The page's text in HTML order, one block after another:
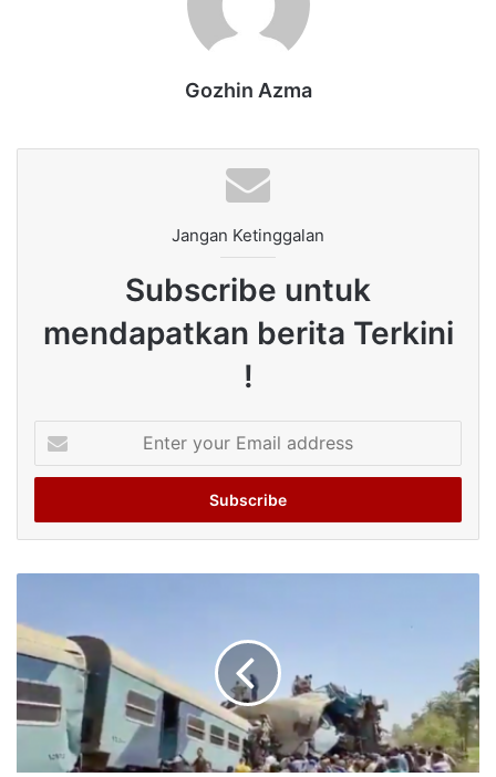
Gozhin Azma
Jangan Ketinggalan
Subscribe untuk
mendapatkan berita Terkini
!
your
Email